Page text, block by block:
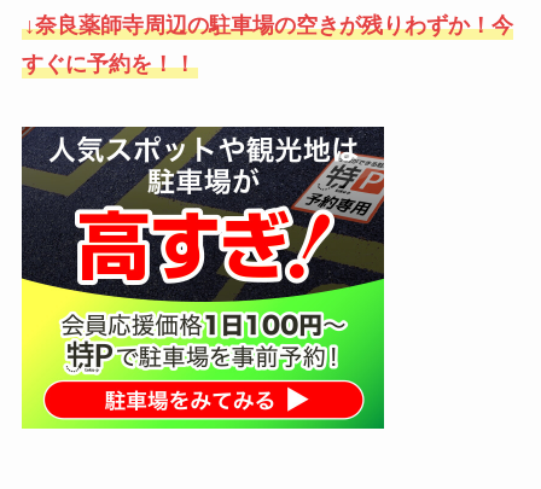
↓奈良薬師寺周辺の駐車場の空きが残りわずか！今
すぐに予約を！！